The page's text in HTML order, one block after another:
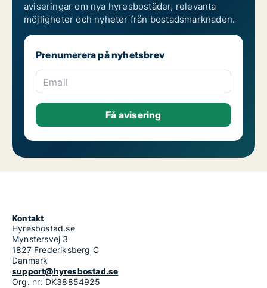
aviseringar om nya hyresbostäder, relevanta
möjligheter och nyheter från bostadsmarknaden.
Prenumerera på nyhetsbrev
Email
Kontakt
Hyresbostad.se
Mynstersvej 3
1827 Frederiksberg C
Danmark
support@hyresbostad.se
Org. nr: DK38854925